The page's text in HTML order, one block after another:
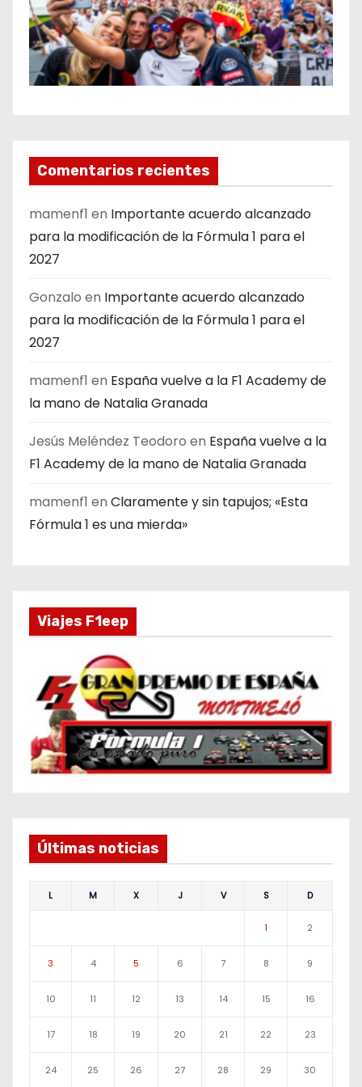
Comentarios recientes
mamenf1 en Importante acuerdo alcanzado
para la modificación de la Fórmula 1 para el
2027
Gonzalo en Importante acuerdo alcanzado
para la modificación de la Fórmula 1 para el
2027
mamenf1 en España vuelve a la F1 Academy de
la mano de Natalia Granada
Jesús Meléndez Teodoro en España vuelve a la
F1 Academy de la mano de Natalia Granada
mamenf1 en Claramente y sin tapujos; «Esta
Fórmula 1 es una mierda»
Viajes F1eep
Últimas noticias
L M X J V S D
1 2
3 4 5 6 7 8 9
10 11 12 13 14 15 16
17 18 19 20 21 22 23
24 25 26 27 28 29 30